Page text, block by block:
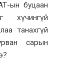
ын буцаан
хүчингүй
танахгүй
сарын